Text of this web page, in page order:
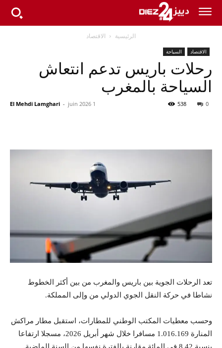
الرئيسية الاقتصاد
الاقتصاد السياحة
رحلات باريس تدعم انتعاش
السياحة بالمغرب
El Mehdi Lamghari - 1 juin 2026 0
538
تعد الرحلات الجوية بين باريس والمغرب من بين أكثر الخطوط
نشاطا في حركة النقل الجوي الدولي من وإلى المملكة.
وحسب معطيات المكتب الوطني للمطارات، استقبل مطار مراكش
المنارة 1.016.169 مسافرا خلال شهر أبريل 2026، مسجلا ارتفاعا